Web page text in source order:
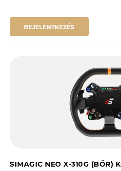
BEJELENTKEZÉS
SIMAGIC NEO X-310G (BŐR)